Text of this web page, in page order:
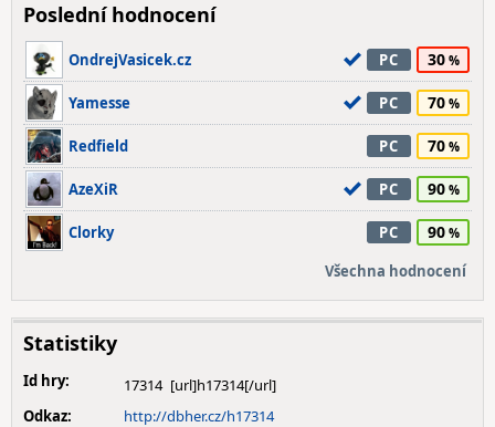
Poslední hodnocení
OndrejVasicek.cz PC 30
Yamesse PC 70
Redfield PC 70
AzeXiR PC 90
Clorky PC 90
Všechna hodnocení
Statistiky
Id hry:
17314
Odkaz:
http://dbher.cz/h17314